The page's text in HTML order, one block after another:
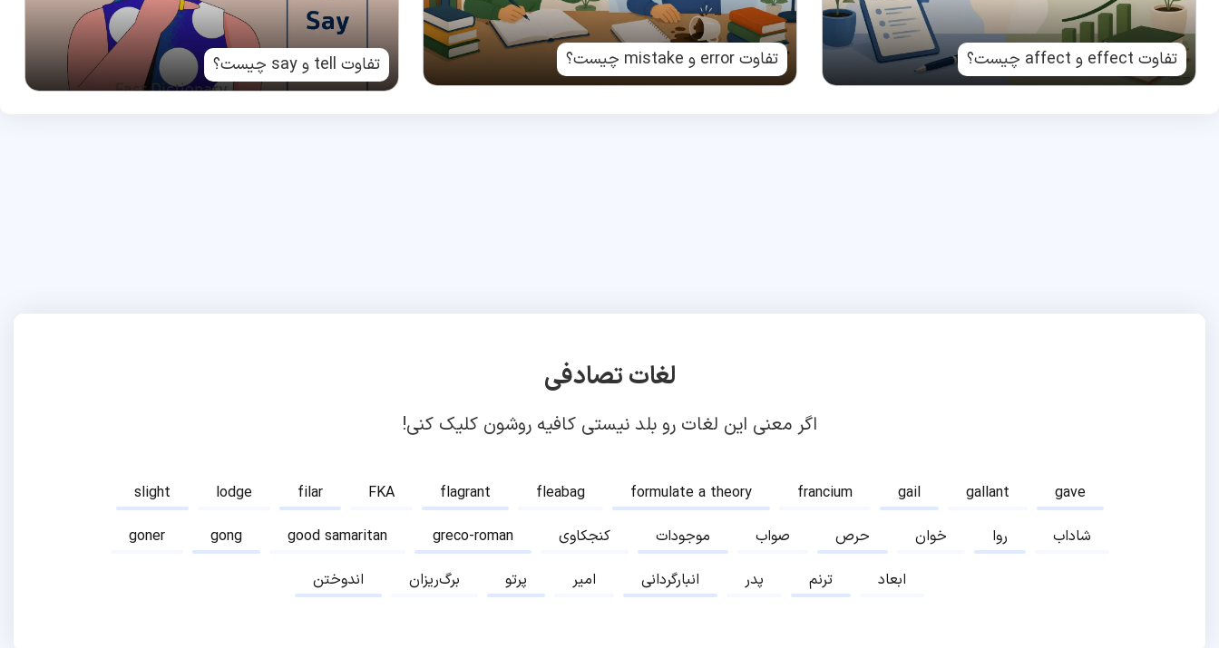
تفاوت effect و affect چیست؟ تفاوت error و mistake چیست؟ تفاوت tell و say چیست؟
لغات تصادفی
اگر معنی این لغات رو بلد نیستی کافیه روشون کلیک کنی!
slight lodge filar FKA flagrant fleabag formulate a theory francium gail gallant
gave
goner
gong good samaritan greco-roman کنجکاوی موجودات صواب حرص خوان روا
شاداب
اندوختن
برگ‌ریزان پرتو امیر انبارگردانی پدر ترنم ابعاد